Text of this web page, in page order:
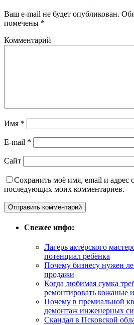
Ваш e-mail не будет опубликован.
помечены *
Комментарий
Имя *
E-mail *
Сайт
Сохранить моё имя, email и адрес
последующих моих комментариев.
Свежее инфо:
Лагерь актёрского
потенциал ребёнка
Почему бизнесу нужен
продажи
Когда любимая сумка
ремонтировать кожаные
Почему в премиальной
демонтаж инженерных
Скандал в Псковской